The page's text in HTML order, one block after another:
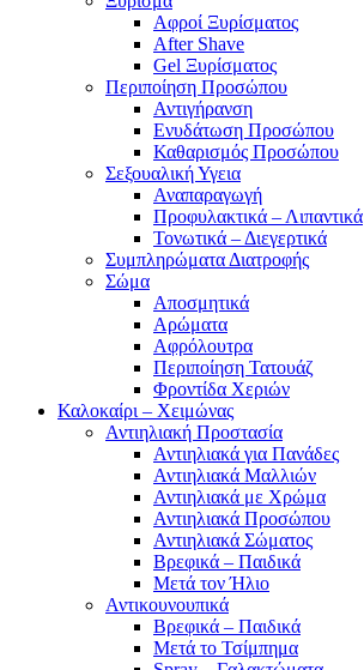
Αφροί Ξυρίσματος
After Shave
Gel Ξυρίσματος
Περιποίηση Προσώπου
Αντιγήρανση
Ενυδάτωση Προσώπου
Καθαρισμός Προσώπου
Σεξουαλική Υγεια
Αναπαραγωγή
Προφυλακτικά – Λιπαντικά
Τονωτικά – Διεγερτικά
Συμπληρώματα Διατροφής
Σώμα
Αποσμητικά
Αρώματα
Αφρόλουτρα
Περιποίηση Τατουάζ
Φροντίδα Χεριών
Καλοκαίρι – Χειμώνας
Αντιηλιακή Προστασία
Αντιηλιακά για Πανάδες
Αντιηλιακά Μαλλιών
Αντιηλιακά με Χρώμα
Αντιηλιακά Προσώπου
Αντιηλιακά Σώματος
Βρεφικά – Παιδικά
Μετά τον Ήλιο
Αντικουνουπικά
Βρεφικά – Παιδικά
Μετά το Τσίμπημα